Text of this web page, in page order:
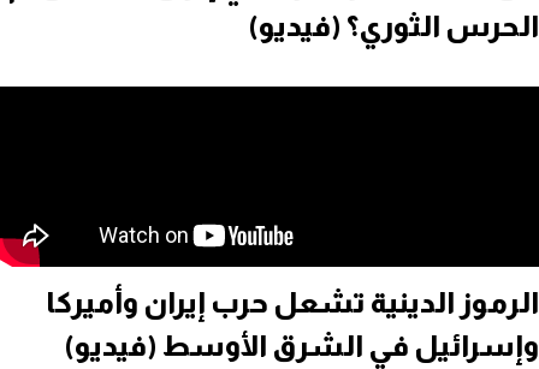
الحرس الثوري؟ (فيديو)
الرموز الدينية تشعل حرب إيران وأميركا
وإسرائيل في الشرق الأوسط (فيديو)